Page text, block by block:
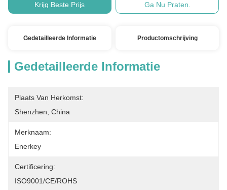
Krijg Beste Prijs Ga Nu Praten.
Gedetailleerde Informatie Productomschrijving
Gedetailleerde Informatie
Plaats Van Herkomst:
Shenzhen, China
Merknaam:
Enerkey
Certificering:
ISO9001/CE/ROHS